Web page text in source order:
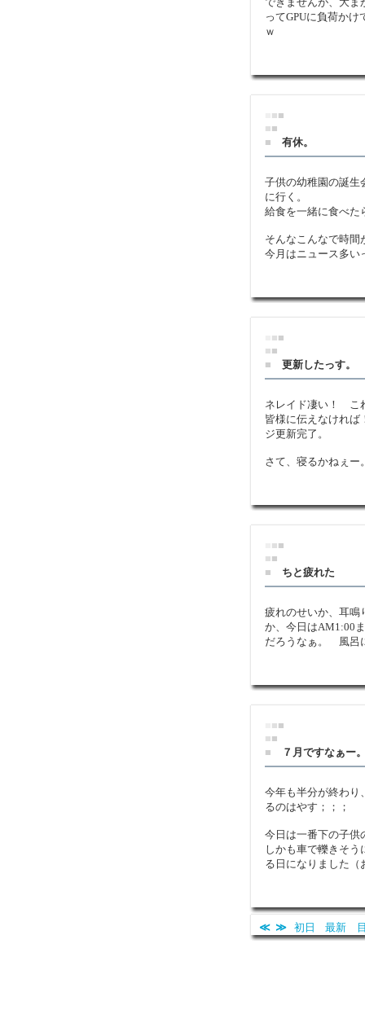
ってGPUに負荷か
ｗ
■■
■■
■
有休。
子供の幼稚園の誕生
に行く。
給食を一緒に食べた
そんなこんなで時間
今月はニュース多い
■■
■■
■
更新したっす。
ネレイド凄い！ こ
皆様に伝えなけれ
ジ更新完了。
さて、寝るかねぇー
■■
■■
■
ちと疲れた
疲れのせいか、耳鳴
か、今日はAM1:00
だろうなぁ。 風呂
■■
■■
■
７月ですなぁー
今年も半分が終わ
るのはやす；；；
今日は一番下の子供
しかも車で轢きそ
る日になりました（
≪ ≫ 初日 最新